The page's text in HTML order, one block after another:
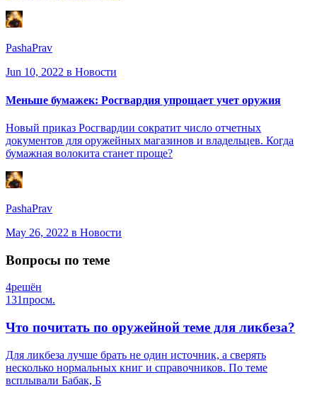
PashaPrav
Jun 10, 2022 в Новости
Меньше бумажек: Росгвардия упрощает учет оружия
Новый приказ Росгвардии сократит число отчетных
документов для оружейных магазинов и владельцев. Когда
бумажная волокита станет проще?
PashaPrav
May 26, 2022 в Новости
Вопросы по теме
4решён
131просм.
Что почитать по оружейной теме для ликбеза?
Для ликбеза лучше брать не один источник, а сверять
несколько нормальных книг и справочников. По теме
всплывали Бабак, Б